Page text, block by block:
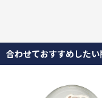
合わせておすすめしたい